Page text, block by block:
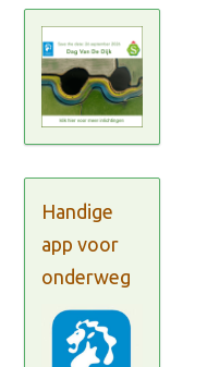
Handige
app voor
onderweg